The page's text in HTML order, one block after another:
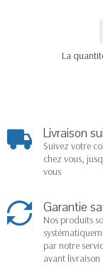
La
Livraison
Suivez votre
chez vous,
vous
Garantie
Nos produits
par notre
avant livraison